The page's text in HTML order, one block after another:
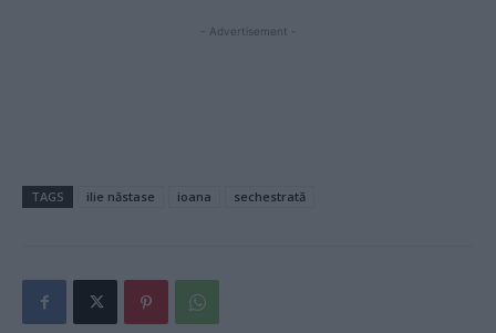
- Advertisement -
TAGS ilie năstase ioana sechestrată